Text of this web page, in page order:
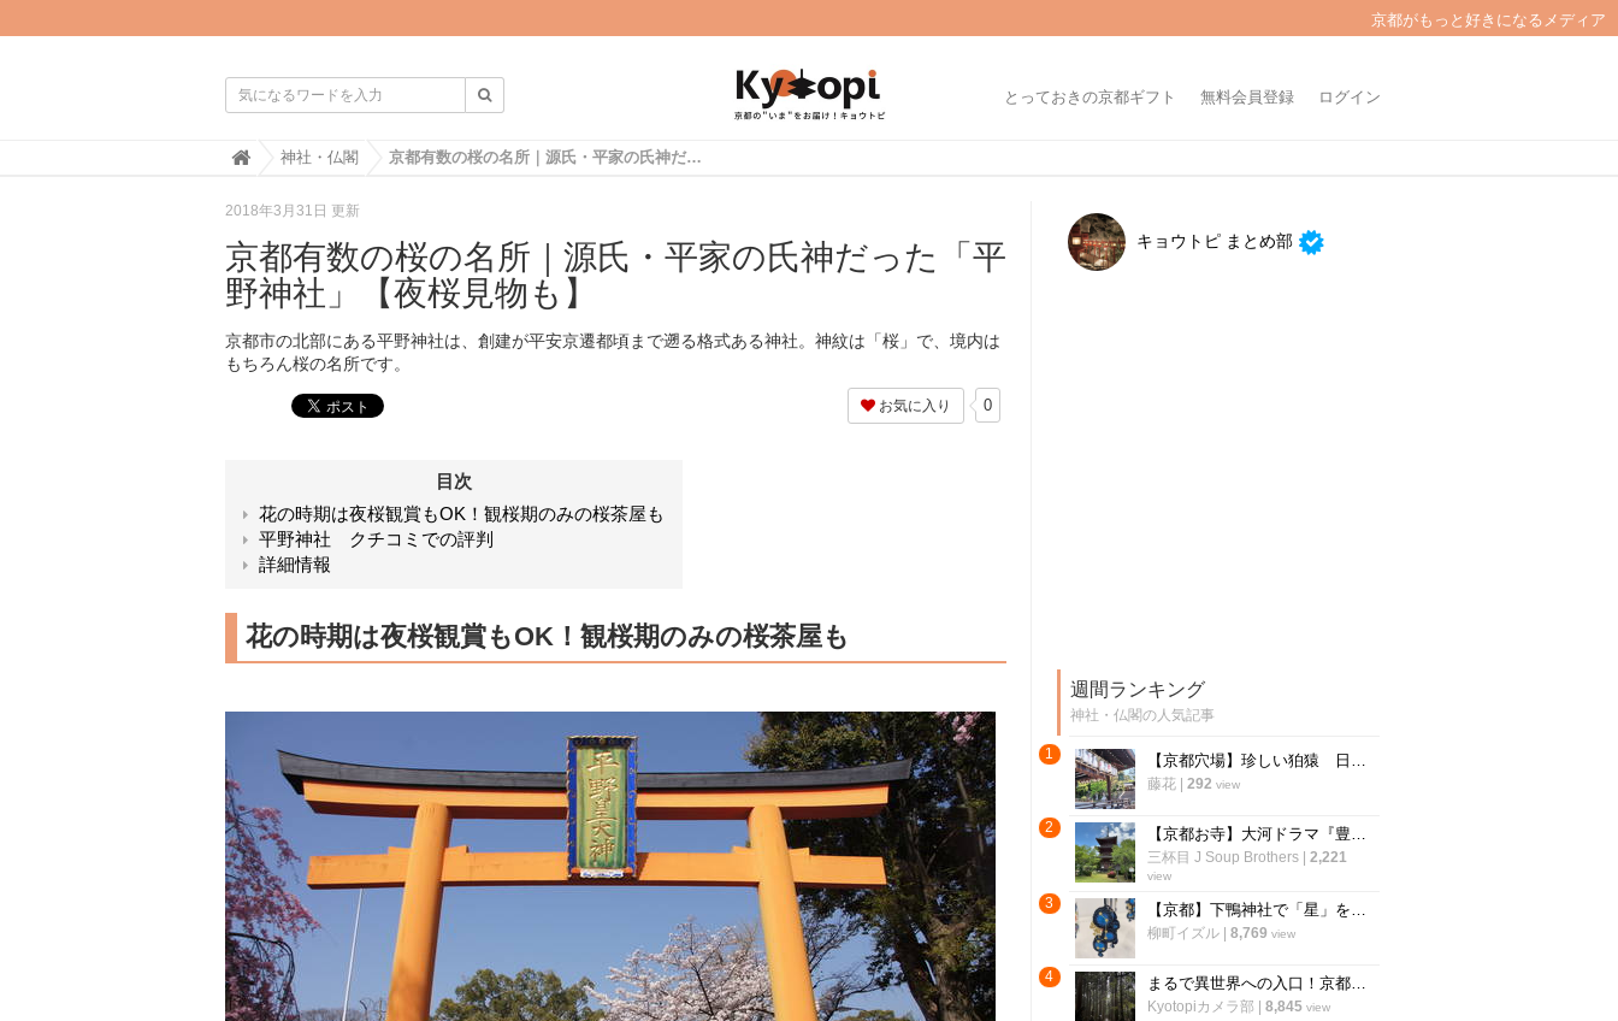
京都がもっと好きになるメディア
とっておきの京都ギフト 無料会員登録 ログイン
H
e
神社・仏閣 京都有数の桜の名所｜源氏・平家の氏神だった「平野神社」【夜桜見物も】
2018年3月31日 更新
京都有数の桜の名所｜源氏・平家の氏神だった「平
野神社」【夜桜見物も】
京都市の北部にある平野神社は、創建が平安京遷都頃まで遡る格式ある神社。神紋は「桜」で、境内は
もちろん桜の名所です。
お気に入り 0
目次
花の時期は夜桜観賞もOK！観桜期のみの桜茶屋も
平野神社 クチコミでの評判
詳細情報
花の時期は夜桜観賞もOK！観桜期のみの桜茶屋も
キョウトピ まとめ部
週間ランキング
神社・仏閣の人気記事
1 【京都穴場】珍しい狛猿 日吉山王七神をお祀りする「新日吉神宮」
藤花| 292 view
2 【京都お寺】大河ドラマ『豊臣兄弟』で注目☆秀吉が一夜で三重塔建立の通称“宝寺”「宝積寺」
三杯目 J Soup Brothers| 2,221
view
3 【京都】下鴨神社で「星」をモチーフにした「四季守」が限定授与
柳町イズル| 8,769 view
4 まるで異世界への入口！京都の穴場パワースポット「賀茂神社」【京北町】
Kyotopiカメラ部 8,845 view